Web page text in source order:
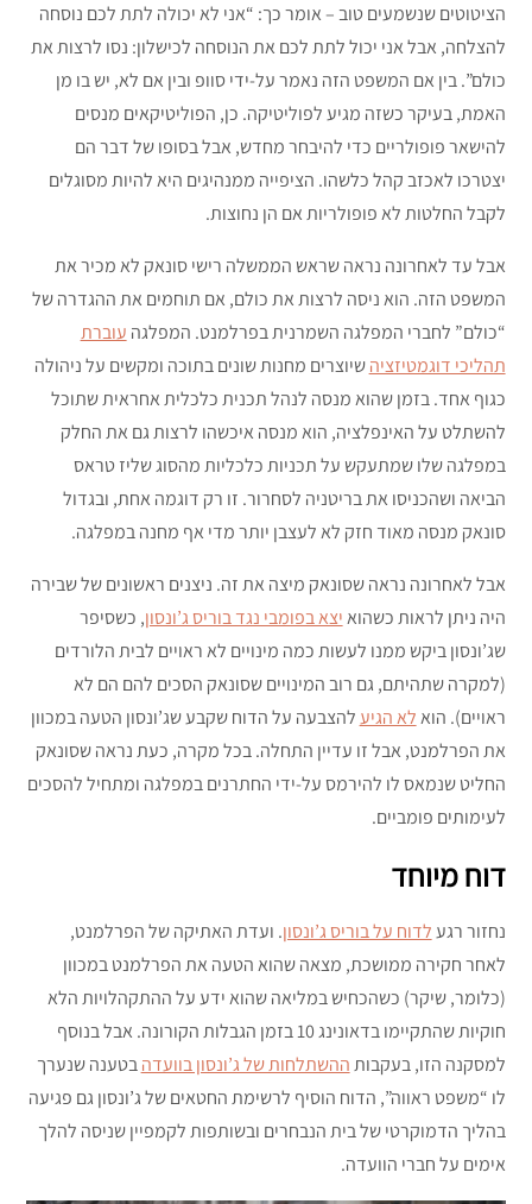
הציטוטים שנשמעים טוב – אומר כך: “אני לא יכולה לתת לכם נוסחה
להצלחה, אבל אני יכול לתת לכם את הנוסחה לכישלון: נסו לרצות את
כולם”. בין אם המשפט הזה נאמר על-ידי סוופ ובין אם לא, יש בו מן
האמת, בעיקר כשזה מגיע לפוליטיקה. כן, הפוליטיקאים מנסים
להישאר פופולריים כדי להיבחר מחדש, אבל בסופו של דבר הם
יצטרכו לאכזב קהל כלשהו. הציפייה ממנהיגים היא להיות מסוגלים
לקבל החלטות לא פופולריות אם הן נחוצות.
אבל עד לאחרונה נראה שראש הממשלה רישי סונאק לא מכיר את
המשפט הזה. הוא ניסה לרצות את כולם, אם תוחמים את ההגדרה של
“כולם” לחברי המפלגה השמרנית בפרלמנט. המפלגה עוברת
תהליכי דוגמטיזציהשיוצרים מחנות שונים בתוכה ומקשים על ניהולה
כגוף אחד. בזמן שהוא מנסה לנהל תכנית כלכלית אחראית שתוכל
להשתלט על האינפלציה, הוא מנסה איכשהו לרצות גם את החלק
במפלגה שלו שמתעקש על תכניות כלכליות מהסוג שליז טראס
הביאה ושהכניסו את בריטניה לסחרור. זו רק דוגמה אחת, ובגדול
סונאק מנסה מאוד חזק לא לעצבן יותר מדי אף מחנה במפלגה.
אבל לאחרונה נראה שסונאק מיצה את זה. ניצנים ראשונים של שבירה
היה ניתן לראות כשהואיצא בפומבי נגד בוריס ג’ונסון, כשסיפר
שג’ונסון ביקש ממנו לעשות כמה מינויים לא ראויים לבית הלורדים
(למקרה שתהיתם, גם רוב המינויים שסונאק הסכים להם הם לא
ראויים). הואלא הגיעלהצבעה על הדוח שקבע שג’ונסון הטעה במכוון
את הפרלמנט, אבל זו עדיין התחלה. בכל מקרה, כעת נראה שסונאק
החליט שנמאס לו להירמס על-ידי החתרנים במפלגה ומתחיל להסכים
לעימותים פומביים.
דוח מיוחד
נחזור רגעלדוח על בוריס ג’ונסון. ועדת האתיקה של הפרלמנט,
לאחר חקירה ממושכת, מצאה שהוא הטעה את הפרלמנט במכוון
(כלומר, שיקר) כשהכחיש במליאה שהוא ידע על ההתקהלויות הלא
חוקיות שהתקיימו בדאונינג 10 בזמן הגבלות הקורונה. אבל בנוסף
למסקנה הזו, בעקבותההשתלחות של ג’ונסון בוועדהבטענה שנערך
לו “משפט ראווה”, הדוח הוסיף לרשימת החטאים של ג’ונסון גם פגיעה
בהליך הדמוקרטי של בית הנבחרים ובשותפות לקמפיין שניסה להלך
אימים על חברי הוועדה.